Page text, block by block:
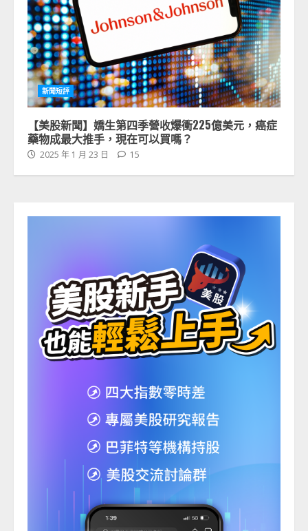
新聞短評
【美股新聞】嬌生第四季營收爆衝225億美元，癌症
藥物成最大推手，現在可以買嗎？
2025 年 1 月 23 日 15